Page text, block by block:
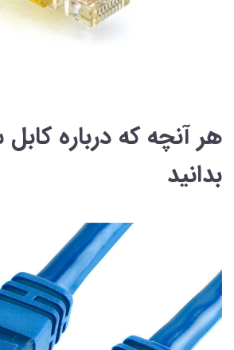
هر آنچه که درباره کابل
بدانید